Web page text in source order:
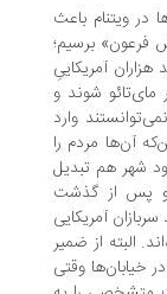
باعث
برسیم؛
می‌گوید هزاران آمریکاییِ
شوند و
وارد
مردم را
هم تبدیل
گذشت
از ضمیر
وقتی